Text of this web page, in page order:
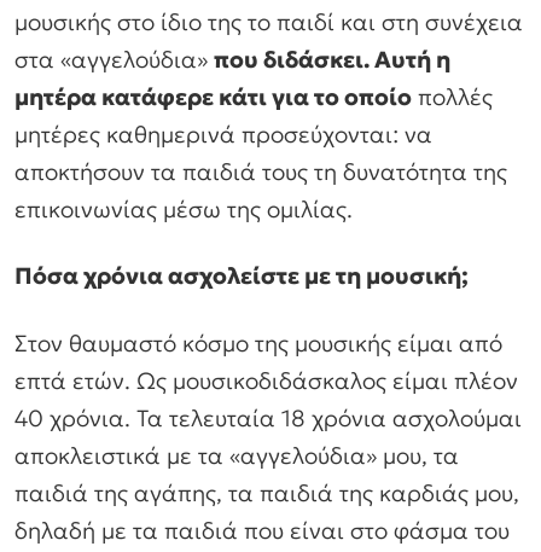
μουσικής στο ίδιο της το παιδί και στη συνέχεια
στα «αγγελούδια» που διδάσκει. Αυτή η
μητέρα κατάφερε κάτι για το οποίο πολλές
μητέρες καθημερινά προσεύχονται: να
αποκτήσουν τα παιδιά τους τη δυνατότητα της
επικοινωνίας μέσω της ομιλίας.
Πόσα χρόνια ασχολείστε με τη μουσική;
Στον θαυμαστό κόσμο της μουσικής είμαι από
επτά ετών. Ως μουσικοδιδάσκαλος είμαι πλέον
40 χρόνια. Τα τελευταία 18 χρόνια ασχολούμαι
αποκλειστικά με τα «αγγελούδια» μου, τα
παιδιά της αγάπης, τα παιδιά της καρδιάς μου,
δηλαδή με τα παιδιά που είναι στο φάσμα του